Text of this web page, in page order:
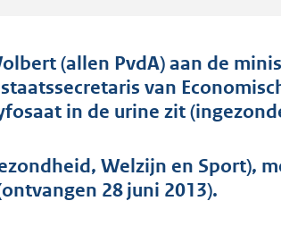
t
a
n
s
(allen PvdA) aan de
van
in de urine zit
Welzijn en Sport),
28 juni 2013).